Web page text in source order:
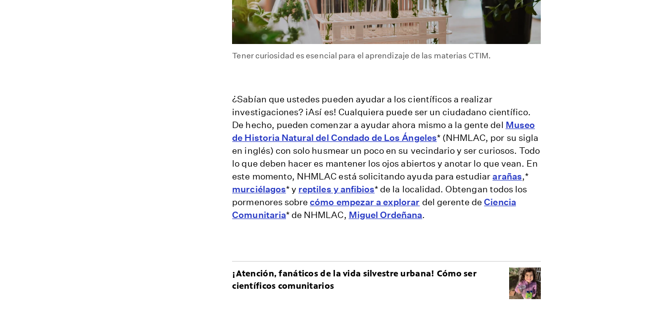
Tener curiosidad es esencial para el aprendizaje de las materias CTIM.
¿Sabían que ustedes pueden ayudar a los científicos a realizar
investigaciones? ¡Así es! Cualquiera puede ser un ciudadano científico.
De hecho, pueden comenzar a ayudar ahora mismo a la gente del Museo
de Historia Natural del Condado de Los Ángeles* (NHMLAC, por su sigla
en inglés) con solo husmear un poco en su vecindario y ser curiosos. Todo
lo que deben hacer es mantener los ojos abiertos y anotar lo que vean. En
este momento, NHMLAC está solicitando ayuda para estudiararañas,*
murciélagos* y reptiles y anfibios* de la localidad. Obtengan todos los
pormenores sobrecómo empezar a explorar del gerente deCiencia
Comunitaria* de NHMLAC, Miguel Ordeñana.
¡Atención, fanáticos de la vida silvestre urbana! Cómo ser
científicos comunitarios